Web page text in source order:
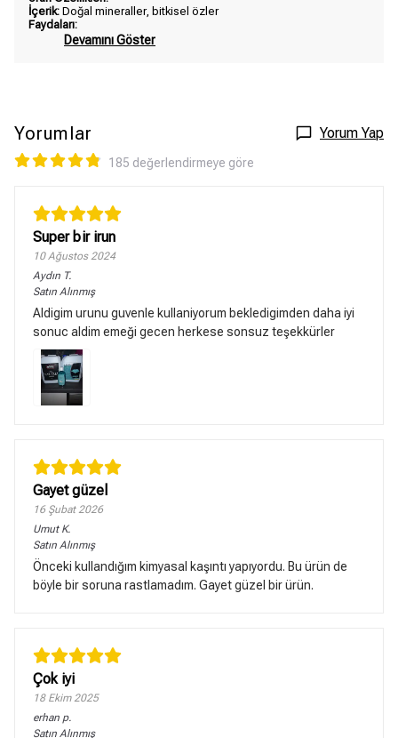
İçerik: Doğal mineraller, bitkisel özler
Faydaları:
Devamını Göster
Yorumlar Yorum Yap
185 değerlendirmeye göre
Super bir irun
10 Ağustos 2024
Aydın T.
Satın Alınmış
Aldigim urunu guvenle kullaniyorum bekledigimden daha iyi
sonuc aldim emeği gecen herkese sonsuz teşekkürler
Gayet güzel
16 Şubat 2026
Umut K.
Satın Alınmış
Önceki kullandığım kimyasal kaşıntı yapıyordu. Bu ürün de
böyle bir soruna rastlamadım. Gayet güzel bir ürün.
Çok iyi
18 Ekim 2025
erhan p.
Satın Alınmış